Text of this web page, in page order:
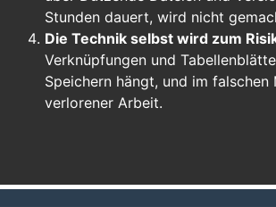
Stunden dauert, wird nicht
Die Technik selbst wird zum
Verknüpfungen und
Speichern hängt, und im
verlorener Arbeit.